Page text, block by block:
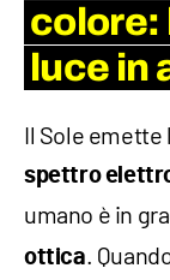
colore:
luce in
Il Sole emette
spettro
umano è in
ottica.